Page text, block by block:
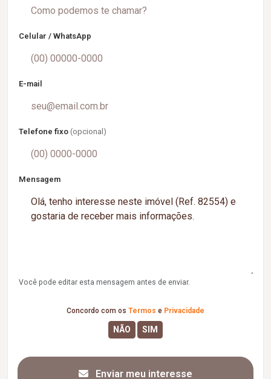
Celular / WhatsApp
E-mail
Telefone fixo (opcional)
Mensagem
Você pode editar esta mensagem antes de enviar.
Concordo com os Termos e Privacidade
Enviar meu interesse